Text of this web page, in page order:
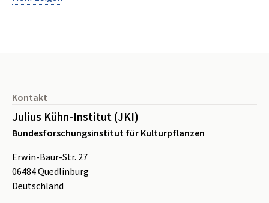
Kontakt
Julius Kühn-Institut (JKI)
Bundesforschungsinstitut für Kulturpflanzen
Erwin-Baur-Str. 27
06484Quedlinburg
Deutschland